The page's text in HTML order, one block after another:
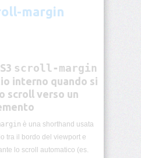
margin
scroll-margin
interno quando si
scroll verso un
è una shorthand usata
tra il bordo del viewport e
lo scroll automatico (es.